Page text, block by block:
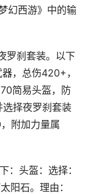
幻西游》中的输
罗刹套装。以下
，总伤420+，
简易头盔，防
择夜罗刹套装
附加力量属
：头盔：选择：
阳石。理由：